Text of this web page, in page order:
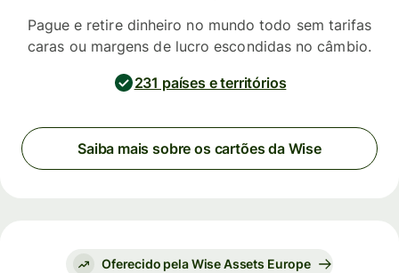
Pague e retire dinheiro no mundo todo sem tarifas
caras ou margens de lucro escondidas no câmbio.
231 países e territórios
Saiba mais sobre os cartões da Wise
Oferecido pela Wise Assets Europe